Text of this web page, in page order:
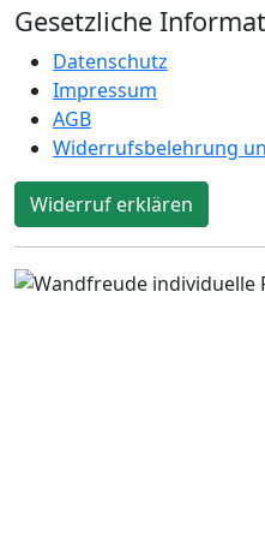
Gesetzliche
Datenschutz
Impressum
AGB
Widerrufsbelehrung
Widerruf erklären